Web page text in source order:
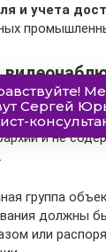
и учета
с кодом
и не
группа
должны
или